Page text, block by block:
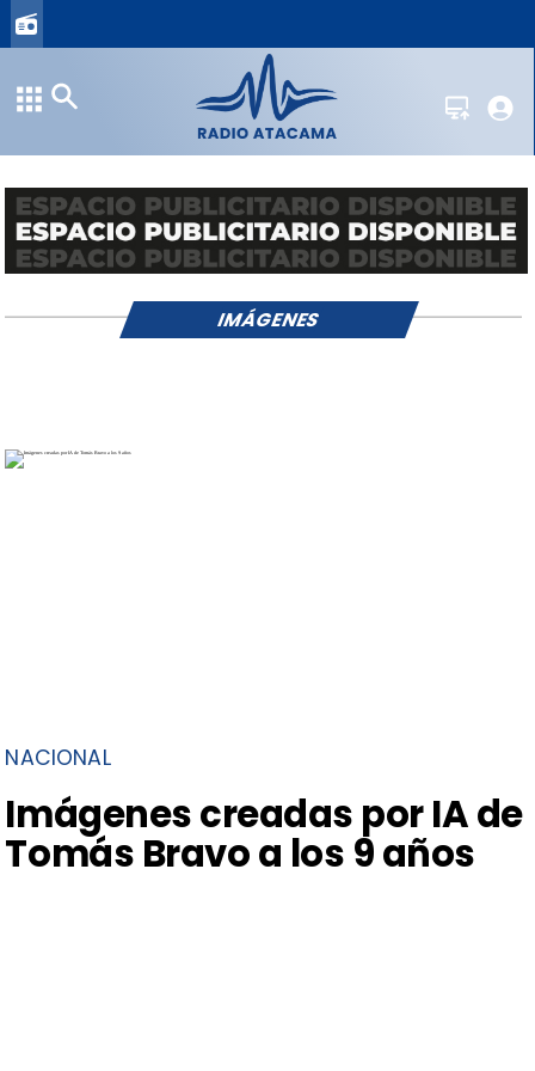
NACIONAL
Imágenes creadas por IA de
Tomás Bravo a los 9 años
IMÁGENES